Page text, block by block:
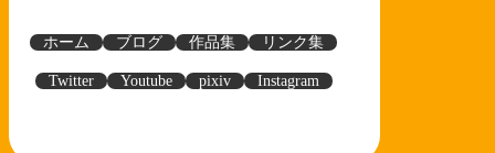
ホーム ブログ 作品集 リンク集
Twitter Youtube pixiv Instagram